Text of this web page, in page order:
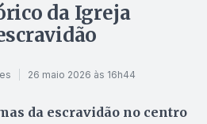
da Igreja
26 maio 2026 às 16h44
da escravidão no centro